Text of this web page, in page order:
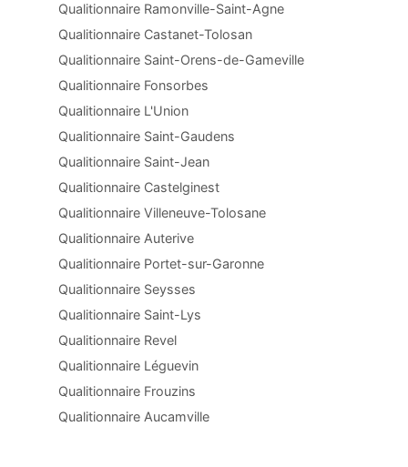
Qualitionnaire Ramonville-Saint-Agne
Qualitionnaire Castanet-Tolosan
Qualitionnaire Saint-Orens-de-Gameville
Qualitionnaire Fonsorbes
Qualitionnaire L'Union
Qualitionnaire Saint-Gaudens
Qualitionnaire Saint-Jean
Qualitionnaire Castelginest
Qualitionnaire Villeneuve-Tolosane
Qualitionnaire Auterive
Qualitionnaire Portet-sur-Garonne
Qualitionnaire Seysses
Qualitionnaire Saint-Lys
Qualitionnaire Revel
Qualitionnaire Léguevin
Qualitionnaire Frouzins
Qualitionnaire Aucamville